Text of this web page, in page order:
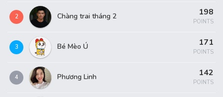
2 Chàng trai tháng 2 198
POINTS
3 Bé Mèo Ú 171
POINTS
4 Phương Linh 142
POINTS